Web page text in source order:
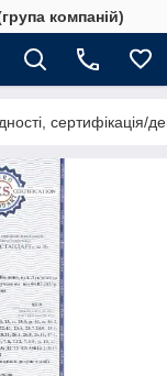
компаній)
сертифікація/